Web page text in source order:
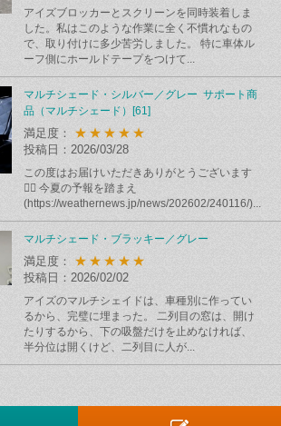
アイズブロッカーとスクリーンを同時装着しま
した。私はこのような作業に全く不慣れなもの
で、取り付けに多少苦労しました。 特に車体ル
ーフ側にホールドテープをつけて...
マルチシェード・シルバー／グレー サポート商
品（マルチシェード）[61]
満足度： ★★★★★
投稿日：2026/03/28
この度はお届けいただきありがとうございます
🙇‍♂️ 今夏の予報を踏まえ
(https://weathernews.jp/news/202602/240116/)...
マルチシェード・ブラッキー／グレー
満足度： ★★★★★
投稿日：2026/02/02
アイズのマルチシェイドは、車種別に作ってい
るから、完璧に埋まった。 二列目の窓は、開け
たりするから、下の吸盤だけを止めなければ、
半分位は開くけど、二列目に人が...